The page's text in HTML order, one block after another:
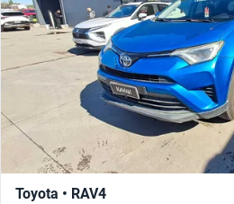
Toyota • RAV4